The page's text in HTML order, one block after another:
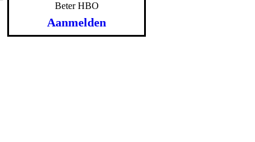
Beter HBO
Aanmelden